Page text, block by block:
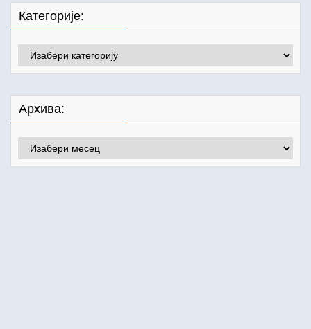
Категорије:
Категорије:
Архива:
Архива: